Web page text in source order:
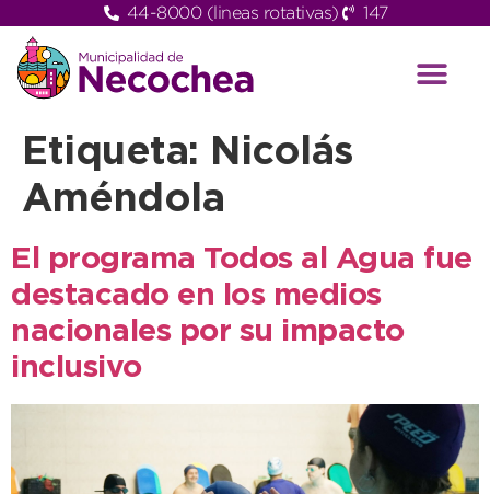
44-8000 (lineas rotativas) 147
Etiqueta:
Nicolás
Améndola
El programa Todos al Agua fue
destacado en los medios
nacionales por su impacto
inclusivo